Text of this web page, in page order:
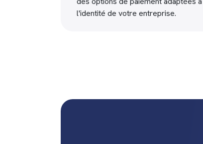
l'identité de votre entreprise.